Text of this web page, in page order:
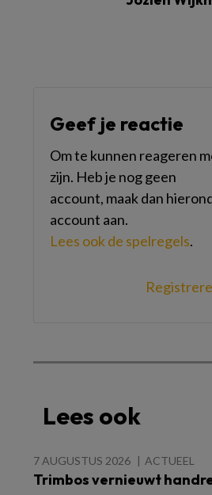
Geef je reactie
Om te kunnen reageren
zijn. Heb je nog geen
account, maak dan
account aan.
Lees ook de spelregels.
Lees ook
7 AUGUSTUS 2026 ACTUEEL
Trimbos vernieuwt